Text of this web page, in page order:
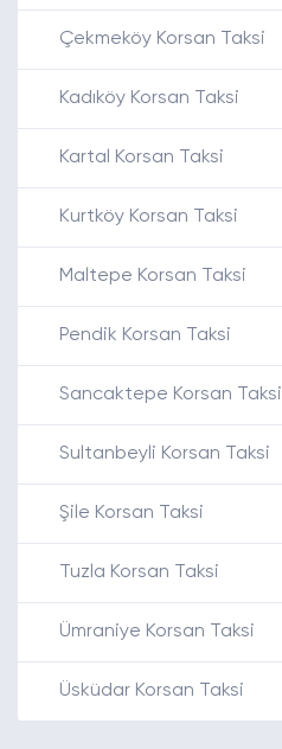
Çekmeköy Korsan Taksi
Kadıköy Korsan Taksi
Kartal Korsan Taksi
Kurtköy Korsan Taksi
Maltepe Korsan Taksi
Pendik Korsan Taksi
Sancaktepe Korsan Taksi
Sultanbeyli Korsan Taksi
Şile Korsan Taksi
Tuzla Korsan Taksi
Ümraniye Korsan Taksi
Üsküdar Korsan Taksi